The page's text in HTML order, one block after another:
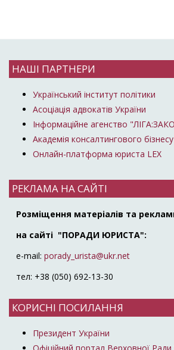
НАШІ ПАРТНЕРИ
Український інститут політики
Асоціація адвокатів України
Інформаційне агенство
Академія консалтингового бізнесу
Онлайн-платформа юриста LEX
РЕКЛАМА НА САЙТІ
Розміщення матеріалів та
на сайті "ПОРАДИ ЮРИСТА":
e-mail: porady_urista@ukr.net
тел: +38 (050) 692-13-30
КОРИСНІ ПОСИЛАННЯ
Президент України